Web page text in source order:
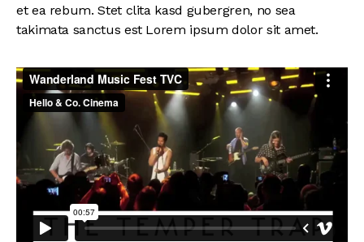
et ea rebum. Stet clita kasd gubergren, no sea
takimata sanctus est Lorem ipsum dolor sit amet.